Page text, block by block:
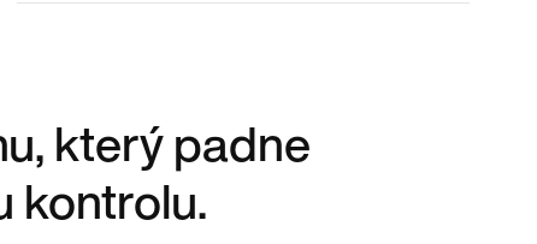
který padne
kontrolu.